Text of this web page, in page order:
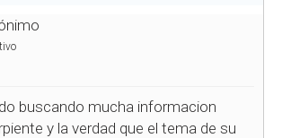
buscando mucha informacion
y la verdad que el tema de su